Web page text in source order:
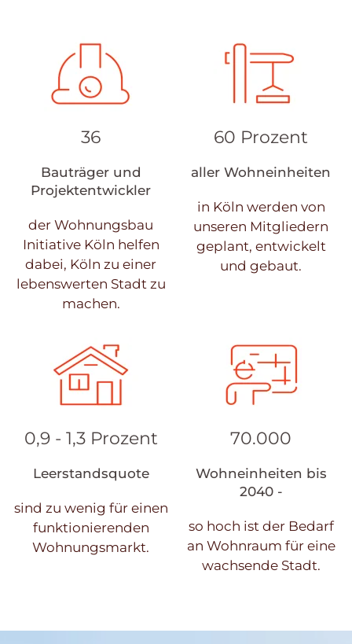
36
Bauträger und
Projektentwickler
der Wohnungsbau
Initiative Köln helfen
dabei, Köln zu einer
lebenswerten Stadt zu
machen.
60 Prozent
aller Wohneinheiten
in Köln werden von
unseren Mitgliedern
geplant, entwickelt
und gebaut.
0,9 - 1,3 Prozent
Leerstandsquote
sind zu wenig für einen
funktionierenden
Wohnungsmarkt.
70.000
Wohneinheiten bis
2040 -
so hoch ist der Bedarf
an Wohnraum für eine
wachsende Stadt.